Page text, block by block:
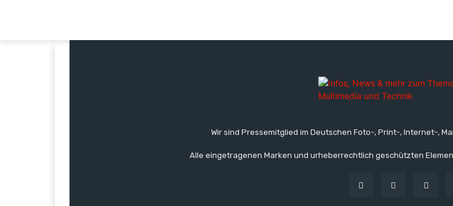
Wir sind Pressemitglied im Deutschen Foto-, Print-, Internet-,
Alle eingetragenen Marken und urheberrechtlich geschützten